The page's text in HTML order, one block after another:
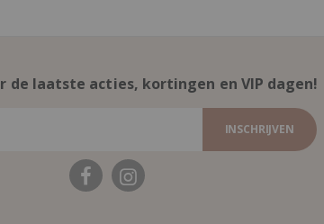
de laatste acties, kortingen en VIP dagen!
INSCHRIJVEN